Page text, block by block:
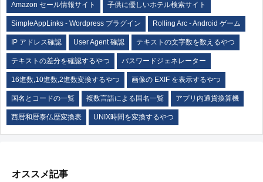
Amazon セール情報サイト 子供に優しいホテル検索サイト
SimpleAppLinks - Wordpress プラグイン Rolling Arc - Android ゲーム
IP アドレス確認 User Agent 確認 テキストの文字数を数えるやつ
テキストの差分を確認するやつ パスワードジェネレーター
16進数,10進数,2進数変換するやつ 画像の EXIF を表示するやつ
国名とコードの一覧 複数言語による国名一覧 アプリ内通貨換算機
西暦和暦泰仏歴変換表 UNIX時間を変換するやつ
オススメ記事